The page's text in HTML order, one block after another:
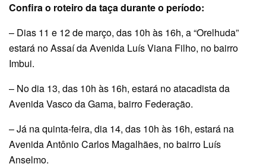
Confira o roteiro da taça durante o período:
– Dias 11 e 12 de março, das 10h às 16h, a “Orelhuda”
estará no Assaí da Avenida Luís Viana Filho, no bairro
Imbui.
– No dia 13, das 10h às 16h, estará no atacadista da
Avenida Vasco da Gama, bairro Federação.
– Já na quinta-feira, dia 14, das 10h às 16h, estará na
Avenida Antônio Carlos Magalhães, no bairro Luís
Anselmo.